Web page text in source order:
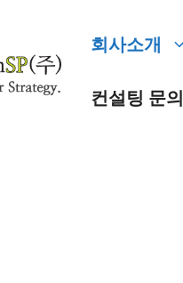
회사소개
컨설팅 문의